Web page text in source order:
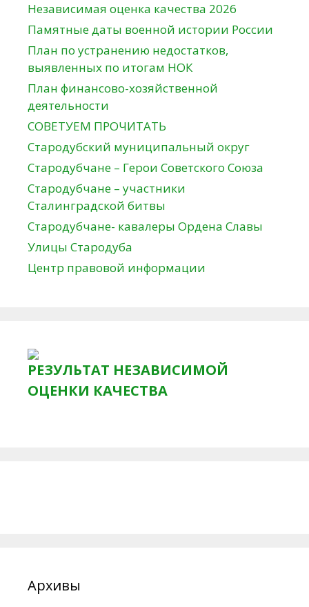
Независимая оценка качества 2026
Памятные даты военной истории России
План по устранению недостатков,
выявленных по итогам НОК
План финансово-хозяйственной
деятельности
СОВЕТУЕМ ПРОЧИТАТЬ
Стародубский муниципальный округ
Стародубчане – Герои Советского Союза
Стародубчане – участники
Сталинградской битвы
Стародубчане- кавалеры Ордена Славы
Улицы Стародуба
Центр правовой информации
РЕЗУЛЬТАТ НЕЗАВИСИМОЙ
ОЦЕНКИ КАЧЕСТВА
Архивы